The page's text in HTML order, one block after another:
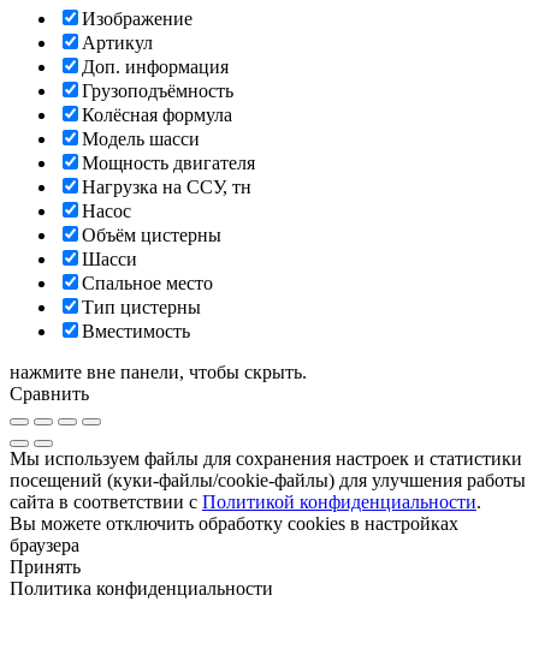
Изображение
Артикул
Доп. информация
Грузоподъёмность
Колёсная формула
Модель шасси
Мощность двигателя
Нагрузка на ССУ, тн
Насос
Объём цистерны
Шасси
Спальное место
Тип цистерны
Вместимость
нажмите вне панели, чтобы скрыть.
Сравнить
Мы используем файлы для сохранения настроек и статистики
посещений (куки-файлы/cookie-файлы) для улучшения работы
сайта в соответствии с Политикой конфиденциальности.
Вы можете отключить обработку cookies в настройках
браузера
Принять
Политика конфиденциальности